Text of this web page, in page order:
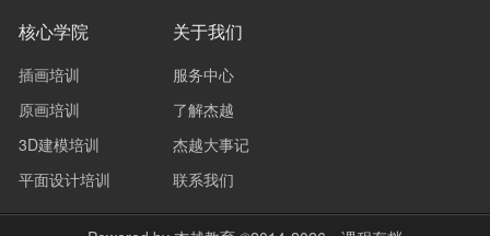
核心学院
插画培训
原画培训
3D建模培训
平面设计培训
关于我们
服务中心
了解杰越
杰越大事记
联系我们